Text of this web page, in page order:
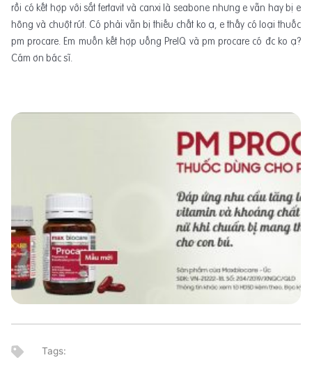
rồi có kết hợp với sắt fertavit và canxi là seabone nhưng e vẫn hay bị e
hông và chuột rút. Có phải vẫn bị thiếu chất ko ạ, e thấy có loại thuốc
pm procare. Em muốn kết hợp uống PreIQ và pm procare có đc ko ạ?
Cám ơn bác sĩ.